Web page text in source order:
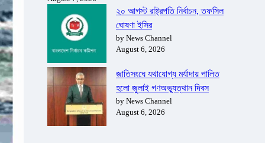
২০ আগস্ট রাষ্ট্রপতি নির্বাচন, তফসিল
ঘোষণা ইসির
by News Channel
August 6, 2026
জাতিসংঘে যথাযোগ্য মর্যাদায় পালিত
হলো জুলাই গণঅভ্যুত্থান দিবস
by News Channel
August 6, 2026